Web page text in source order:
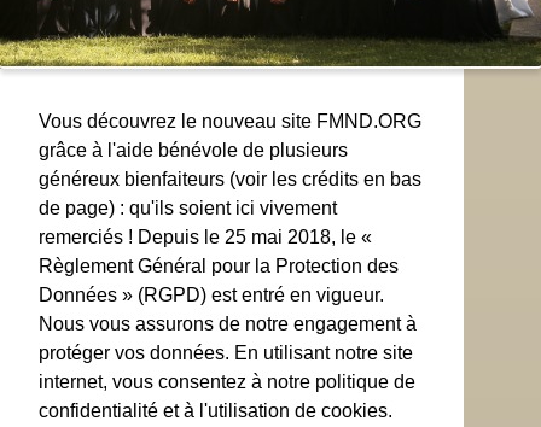
Vous découvrez le nouveau site FMND.ORG
grâce à l'aide bénévole de plusieurs
généreux bienfaiteurs (voir les crédits en bas
de page) : qu'ils soient ici vivement
remerciés ! Depuis le 25 mai 2018, le «
Règlement Général pour la Protection des
Données » (RGPD) est entré en vigueur.
Nous vous assurons de notre engagement à
protéger vos données. En utilisant notre site
internet, vous consentez à notre politique de
confidentialité et à l'utilisation de cookies.